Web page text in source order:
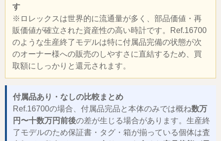
す
※ロレックスは世界的に流通量が多く、部品価値・再
販価値が確立された資産性の高い時計です。Ref.16700
のような生産終了モデルは特に付属品完備の状態が次
のオーナー様への販売のしやすさに直結するため、買
取額にしっかりと還元されます。
付属品あり・なしの比較まとめ
Ref.16700の場合、付属品完品と本体のみでは概ね数万
円〜十数万円前後の差が生じる場合があります。生産終
了モデルのため保証書・タグ・箱が揃っている個体は査